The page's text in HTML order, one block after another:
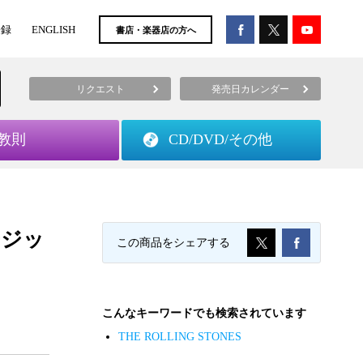
ENGLISH 書店・楽器店の方へ
リクエスト 発売日カレンダー
則 CD/DVD/その他
ッ
この商品をシェアする
こんなキーワードでも検索されています
THE ROLLING STONES